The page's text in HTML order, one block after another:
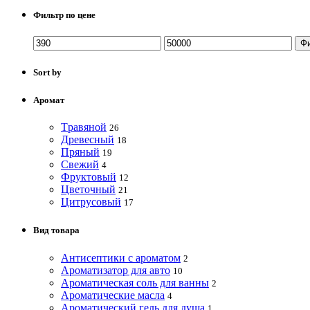
Фильтр по цене
Sort by
Аромат
Tравяной 26
Древесный 18
Пряный 19
Свежий 4
Фруктовый 12
Цветочный 21
Цитрусовый 17
Вид товара
Антисептики с ароматом 2
Ароматизатор для авто 10
Ароматическая соль для ванны 2
Ароматические масла 4
Ароматический гель для душа